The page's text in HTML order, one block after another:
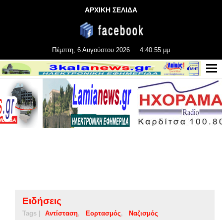
ΑΡΧΙΚΗ ΣΕΛΙΔΑ
Πέμπτη, 6 Αυγούστου 2026 4:40:56 μμ
Ειδήσεις
Tags | Αντίσταση Εορτασμός Ναζισμός